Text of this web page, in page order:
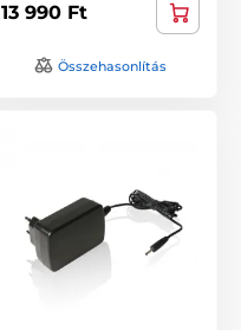
13 990 Ft
Összehasonlítás